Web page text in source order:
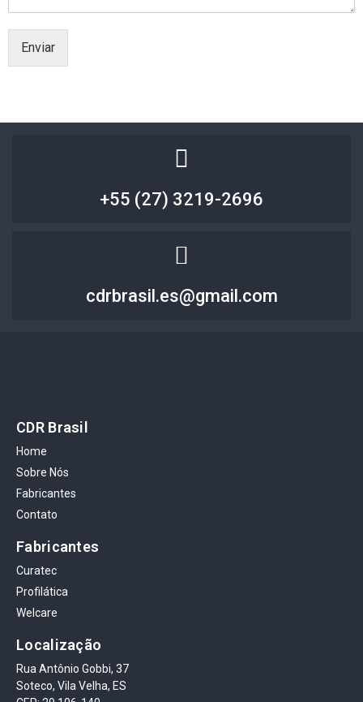
Enviar
+55 (27) 3219-2696
cdrbrasil.es@gmail.com
CDR Brasil
Home
Sobre Nós
Fabricantes
Contato
Fabricantes
Curatec
Profilática
Welcare
Localização
Rua Antônio Gobbi, 37
Soteco, Vila Velha, ES